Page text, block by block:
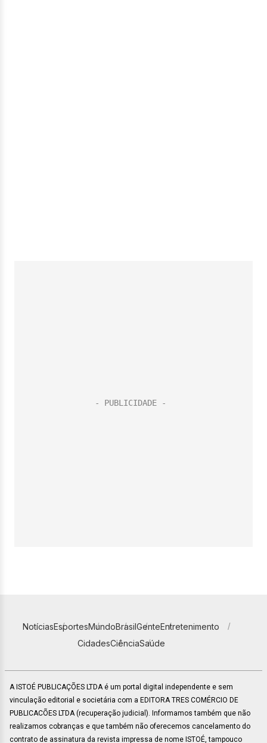
NotíciasEsportesMundoBrasilGenteEntretenimento
CidadesCiênciaSaúde
A ISTOÉ PUBLICAÇÕES LTDA é um portal digital independente e sem
vinculação editorial e societária com a EDITORA TRES COMÉRCIO DE
PUBLICACÕES LTDA (recuperação judicial). Informamos também que não
realizamos cobranças e que também não oferecemos cancelamento do
contrato de assinatura da revista impressa de nome ISTOÉ, tampouco